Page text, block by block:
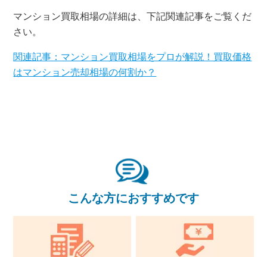
10時～18時/水曜日定休
東京本社 0120-900-881
マンション買取相場の詳細は、下記関連記事をご覧くだ
さい。
関連記事：マンション買取相場をプロが解説！買取価格
はマンション売却相場の何割か？
こんな方におすすめです